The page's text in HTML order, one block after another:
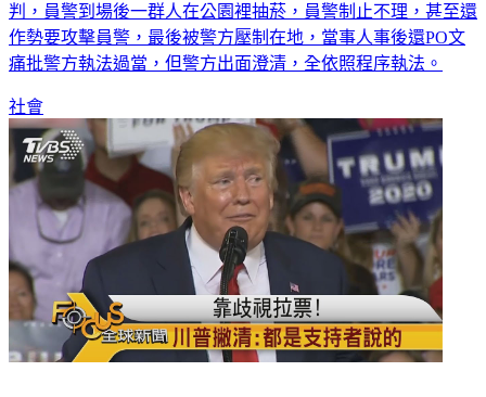
判，員警到場後一群人在公園裡抽菸，員警制止不理，甚至還
作勢要攻擊員警，最後被警方壓制在地，當事人事後還PO文
痛批警方執法過當，但警方出面澄清，全依照程序執法。
社會